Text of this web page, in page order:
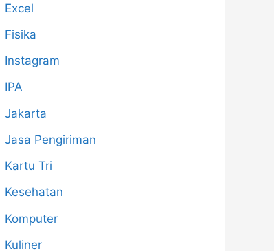
Excel
Fisika
Instagram
IPA
Jakarta
Jasa Pengiriman
Kartu Tri
Kesehatan
Komputer
Kuliner